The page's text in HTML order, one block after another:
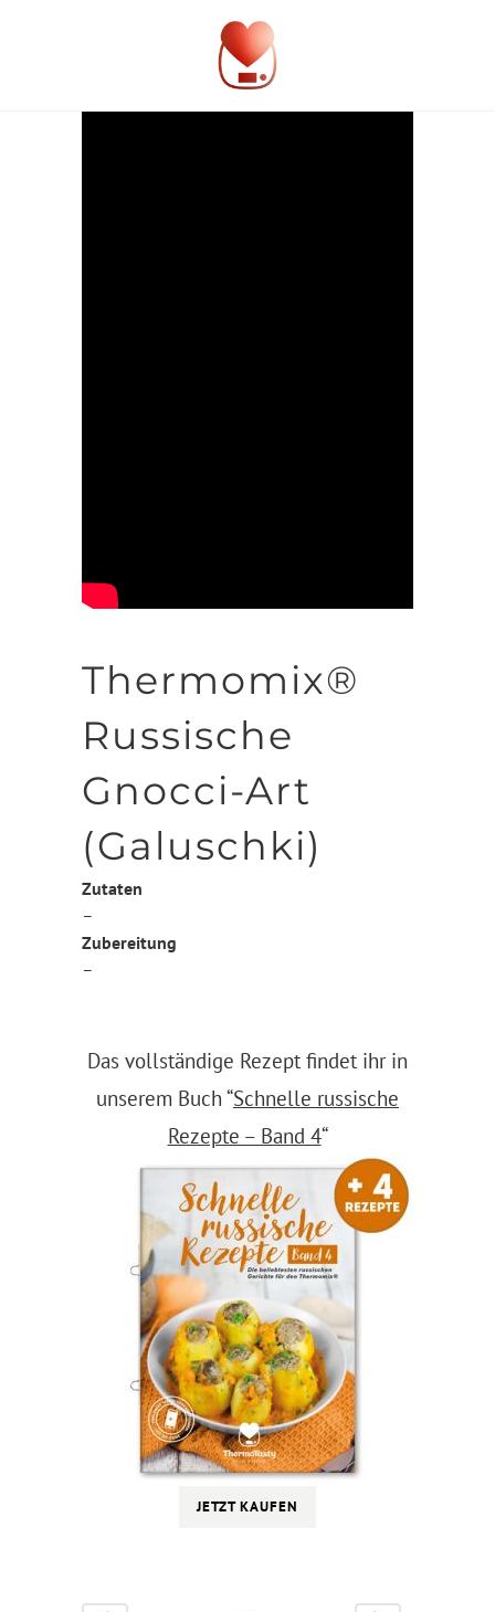
Thermomix®
Russische
Gnocci-Art
(Galuschki)
Zutaten
–
Zubereitung
–
Das vollständige Rezept findet ihr in
unserem Buch “Schnelle russische
Rezepte – Band 4“
JETZT KAUFEN